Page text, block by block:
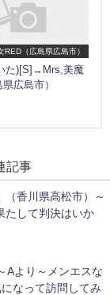
RED（広島県広島市）
た)[S]→Mrs,美魔
広島市）
記事
香川県高松市）～
して判決はいか
Aより～メンエスな
なって訪問してみ